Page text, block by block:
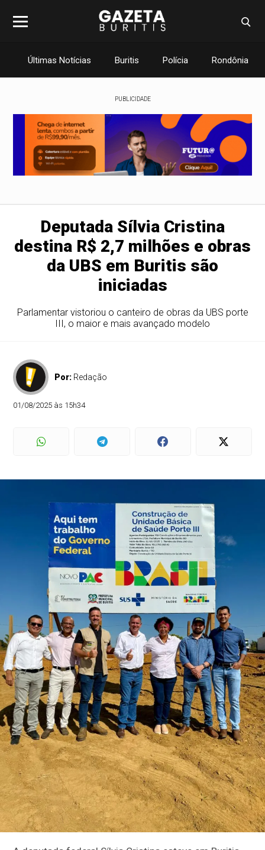
Últimas Notícias Buritis Polícia Rondônia
PUBLICIDADE
Deputada Sílvia Cristina
destina R$ 2,7 milhões e obras
da UBS em Buritis são
iniciadas
Parlamentar vistoriou o canteiro de obras da UBS porte
III, o maior e mais avançado modelo
Por: Redação
01/08/2025 às 15h34